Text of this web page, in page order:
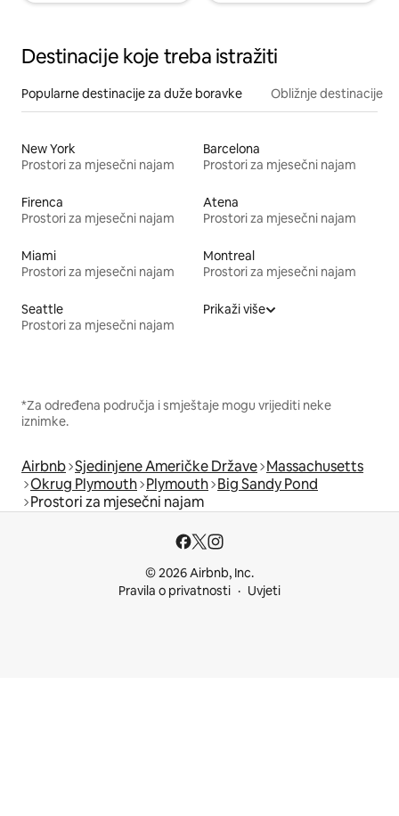
Destinacije koje treba istražiti
Popularne destinacije za duže boravke Obližnje destinacije
New York
Prostori za mjesečni najam
Barcelona
Prostori za mjesečni najam
Firenca
Prostori za mjesečni najam
Atena
Prostori za mjesečni najam
Miami
Prostori za mjesečni najam
Montreal
Prostori za mjesečni najam
Seattle
Prostori za mjesečni najam
Prikaži više
*Za određena područja i smještaje mogu vrijediti neke
iznimke.
Airbnb Sjedinjene Američke Države Massachusetts
Okrug Plymouth Plymouth Big Sandy Pond
Prostori za mjesečni najam
© 2026 Airbnb, Inc.
Pravila o privatnosti
Uvjeti